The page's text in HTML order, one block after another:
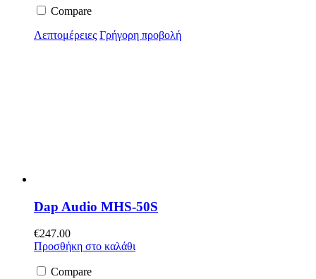
Compare
Λεπτομέρειες Γρήγορη προβολή
Dap Audio MHS-50S
€247.00
Προσθήκη στο καλάθι
Compare